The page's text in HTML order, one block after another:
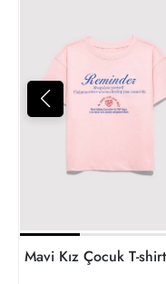
Mavi Kız Çocuk T-